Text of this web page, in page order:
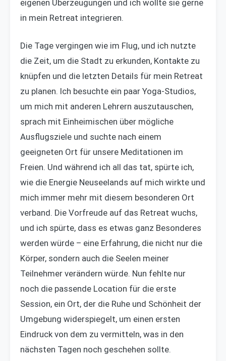
eigenen Überzeugungen und ich wollte sie gerne
in mein Retreat integrieren.
Die Tage vergingen wie im Flug, und ich nutzte
die Zeit, um die Stadt zu erkunden, Kontakte zu
knüpfen und die letzten Details für mein Retreat
zu planen. Ich besuchte ein paar Yoga-Studios,
um mich mit anderen Lehrern auszutauschen,
sprach mit Einheimischen über mögliche
Ausflugsziele und suchte nach einem
geeigneten Ort für unsere Meditationen im
Freien. Und während ich all das tat, spürte ich,
wie die Energie Neuseelands auf mich wirkte und
mich immer mehr mit diesem besonderen Ort
verband. Die Vorfreude auf das Retreat wuchs,
und ich spürte, dass es etwas ganz Besonderes
werden würde – eine Erfahrung, die nicht nur die
Körper, sondern auch die Seelen meiner
Teilnehmer verändern würde. Nun fehlte nur
noch die passende Location für die erste
Session, ein Ort, der die Ruhe und Schönheit der
Umgebung widerspiegelt, um einen ersten
Eindruck von dem zu vermitteln, was in den
nächsten Tagen noch geschehen sollte.